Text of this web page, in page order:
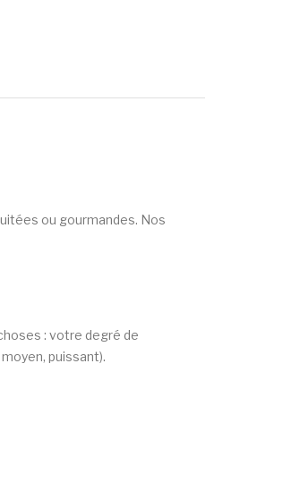
ou gourmandes. Nos
: votre degré de
puissant).